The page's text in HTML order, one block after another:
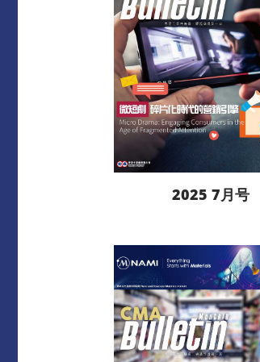
阅读更多
下载
2025 7月号